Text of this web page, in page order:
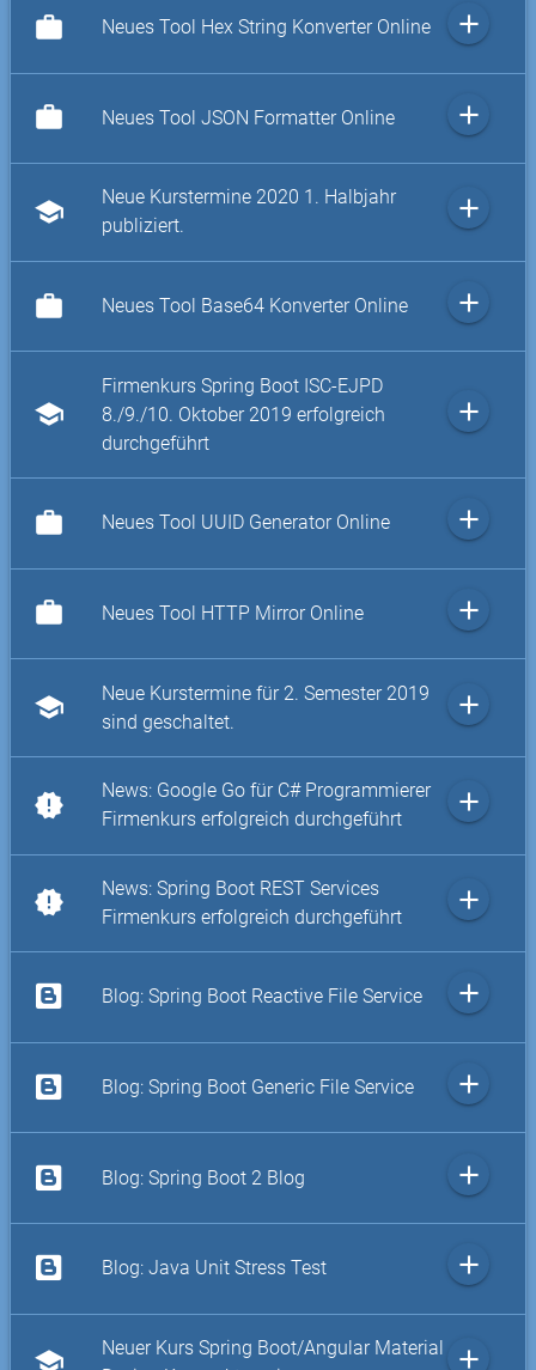
work Neues Tool Hex String Konverter Online add
work Neues Tool JSON Formatter Online add
school
Neue Kurstermine 2020 1. Halbjahr
publiziert.
add
work Neues Tool Base64 Konverter Online add
school
Firmenkurs Spring Boot ISC-EJPD
8./9./10. Oktober 2019 erfolgreich
durchgeführt
add
work Neues Tool UUID Generator Online add
work Neues Tool HTTP Mirror Online add
school
Neue Kurstermine für 2. Semester 2019
sind geschaltet.
add
new_releases
News: Google Go für C# Programmierer
Firmenkurs erfolgreich durchgeführt
add
new_releases
News: Spring Boot REST Services
Firmenkurs erfolgreich durchgeführt
add
Blog: Spring Boot Reactive File Service add
Blog: Spring Boot Generic File Service add
Blog: Spring Boot 2 Blog add
Blog: Java Unit Stress Test add
school
Neuer Kurs Spring Boot/Angular Material
add